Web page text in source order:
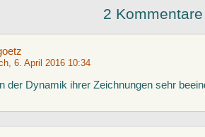
2 Kommentare
6. April 2016 10:34
der Dynamik ihrer Zeichnungen sehr